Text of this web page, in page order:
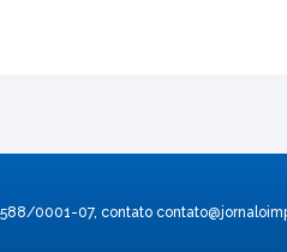
0001-07, contato